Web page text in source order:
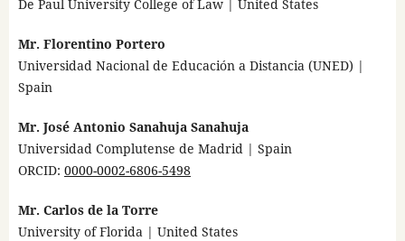
De Paul University College of Law | United States
Mr. Florentino Portero
Universidad Nacional de Educación a Distancia (UNED) |
Spain
Mr. José Antonio Sanahuja Sanahuja
Universidad Complutense de Madrid | Spain
ORCID: 0000-0002-6806-5498
Mr. Carlos de la Torre
University of Florida | United States